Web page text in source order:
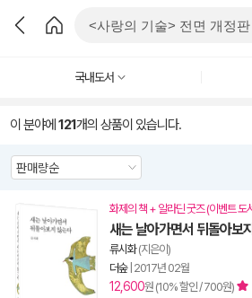
국내도서
이 분야에 121개의 상품이 있습니다.
화제의 책 + 알라딘 굿즈 (이벤트 도
새는 날아가면서 뒤돌아보
류시화(지은이)
더숲| 2017년 02월
12,600원 (10% 할인 / 700원)